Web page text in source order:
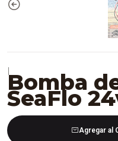
|Bomba
SeaFlo
Agregar al